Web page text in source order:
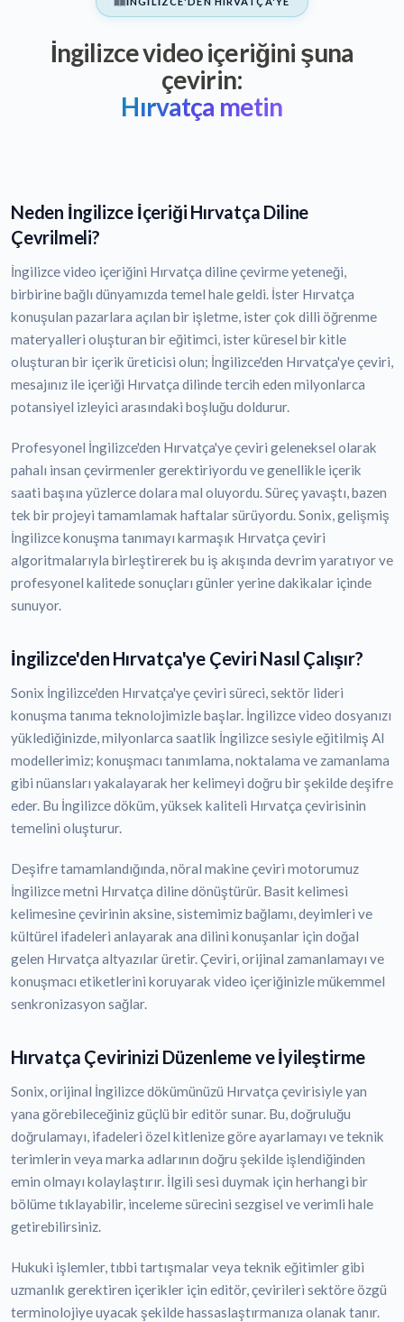
İngilizce video içeriğini şuna
çevirin:
Hırvatça metin
Neden İngilizce İçeriği Hırvatça Diline
Çevrilmeli?
İngilizce video içeriğini Hırvatça diline çevirme yeteneği,
birbirine bağlı dünyamızda temel hale geldi. İster Hırvatça
konuşulan pazarlara açılan bir işletme, ister çok dilli öğrenme
materyalleri oluşturan bir eğitimci, ister küresel bir kitle
oluşturan bir içerik üreticisi olun; İngilizce'den Hırvatça'ye çeviri,
mesajınız ile içeriği Hırvatça dilinde tercih eden milyonlarca
potansiyel izleyici arasındaki boşluğu doldurur.
Profesyonel İngilizce'den Hırvatça'ye çeviri geleneksel olarak
pahalı insan çevirmenler gerektiriyordu ve genellikle içerik
saati başına yüzlerce dolara mal oluyordu. Süreç yavaştı, bazen
tek bir projeyi tamamlamak haftalar sürüyordu. Sonix, gelişmiş
İngilizce konuşma tanımayı karmaşık Hırvatça çeviri
algoritmalarıyla birleştirerek bu iş akışında devrim yaratıyor ve
profesyonel kalitede sonuçları günler yerine dakikalar içinde
sunuyor.
İngilizce'den Hırvatça'ye Çeviri Nasıl Çalışır?
Sonix İngilizce'den Hırvatça'ye çeviri süreci, sektör lideri
konuşma tanıma teknolojimizle başlar. İngilizce video dosyanızı
yüklediğinizde, milyonlarca saatlik İngilizce sesiyle eğitilmiş AI
modellerimiz; konuşmacı tanımlama, noktalama ve zamanlama
gibi nüansları yakalayarak her kelimeyi doğru bir şekilde deşifre
eder. Bu İngilizce döküm, yüksek kaliteli Hırvatça çevirisinin
temelini oluşturur.
Deşifre tamamlandığında, nöral makine çeviri motorumuz
İngilizce metni Hırvatça diline dönüştürür. Basit kelimesi
kelimesine çevirinin aksine, sistemimiz bağlamı, deyimleri ve
kültürel ifadeleri anlayarak ana dilini konuşanlar için doğal
gelen Hırvatça altyazılar üretir. Çeviri, orijinal zamanlamayı ve
konuşmacı etiketlerini koruyarak video içeriğinizle mükemmel
senkronizasyon sağlar.
Hırvatça Çevirinizi Düzenleme ve İyileştirme
Sonix, orijinal İngilizce dökümünüzü Hırvatça çevirisiyle yan
yana görebileceğiniz güçlü bir editör sunar. Bu, doğruluğu
doğrulamayı, ifadeleri özel kitlenize göre ayarlamayı ve teknik
terimlerin veya marka adlarının doğru şekilde işlendiğinden
emin olmayı kolaylaştırır. İlgili sesi duymak için herhangi bir
bölüme tıklayabilir, inceleme sürecini sezgisel ve verimli hale
getirebilirsiniz.
Hukuki işlemler, tıbbi tartışmalar veya teknik eğitimler gibi
uzmanlık gerektiren içerikler için editör, çevirileri sektöre özgü
terminolojiye uyacak şekilde hassaslaştırmanıza olanak tanır.